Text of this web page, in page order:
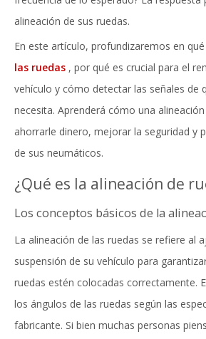
alineación de sus ruedas.
En este artículo, profundizaremos en qué
las ruedas , por qué es crucial para el
vehículo y cómo detectar las señales de
necesita. Aprenderá cómo una
ahorrarle dinero, mejorar la seguridad y
de sus neumáticos.
¿Qué es la alineación de
Los conceptos básicos de la
La alineación de las ruedas se refiere al
suspensión de su vehículo para
ruedas estén colocadas correctamente.
los ángulos de las ruedas según las
fabricante. Si bien muchas personas